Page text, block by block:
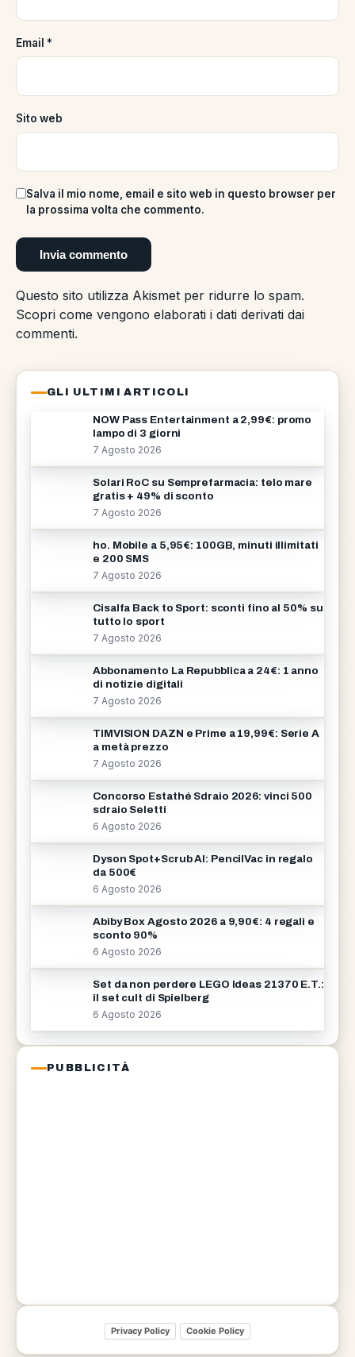
Email *
Sito web
Salva il mio nome, email e sito web in questo browser per
la prossima volta che commento.
Questo sito utilizza Akismet per ridurre lo spam.
Scopri come vengono elaborati i dati derivati dai
commenti.
GLI ULTIMI ARTICOLI
NOW Pass Entertainment a 2,99€: promo
lampo di 3 giorni
7 Agosto 2026
Solari RoC su Semprefarmacia: telo mare
gratis + 49% di sconto
7 Agosto 2026
ho. Mobile a 5,95€: 100GB, minuti illimitati
e 200 SMS
7 Agosto 2026
Cisalfa Back to Sport: sconti fino al 50% su
tutto lo sport
7 Agosto 2026
Abbonamento La Repubblica a 24€: 1 anno
di notizie digitali
7 Agosto 2026
TIMVISION DAZN e Prime a 19,99€: Serie A
a metà prezzo
7 Agosto 2026
Concorso Estathé Sdraio 2026: vinci 500
sdraio Seletti
6 Agosto 2026
Dyson Spot+Scrub AI: PencilVac in regalo
da 500€
6 Agosto 2026
Abiby Box Agosto 2026 a 9,90€: 4 regali e
sconto 90%
6 Agosto 2026
Set da non perdere LEGO Ideas 21370 E.T.:
il set cult di Spielberg
6 Agosto 2026
PUBBLICITÀ
Privacy Policy Cookie Policy